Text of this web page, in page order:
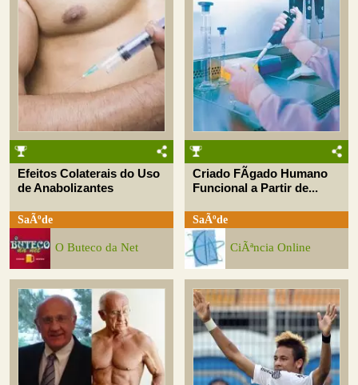
Efeitos Colaterais do Uso
de Anabolizantes
SaÃºde
O Buteco da Net
Criado FÃ­gado Humano
Funcional a Partir de...
SaÃºde
CiÃªncia Online